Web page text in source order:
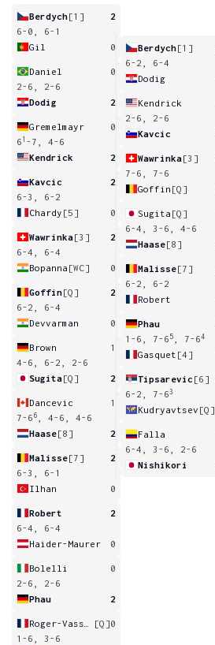
Berdych[1]
2
6-0, 6-1
Gil
0
Daniel
0
2-6, 2-6
Dodig
2
Gremelmayr
0
6 1 -7, 4-6
Kendrick
2
Kavcic
2
6-3, 6-2
Chardy [5] 0
Wawrinka[3]
2
6-4, 6-4
Bopanna [WC] 0
Goffin[Q]
2
6-2, 6-4
Devvarman
0
Brown
1
4-6, 6-2, 2-6
Sugita[Q] 2
Dancevic
1
7-6 6
, 4-6, 4-6
Haase[8] 2
Malisse[7]
2
6-3, 6-1
Ilhan
0
Robert
2
6-4, 6-4
Haider-Maurer
0
Bolelli
0
2-6, 2-6
Phau
2
[Q]0
1-6, 3-6
Berdych[1]
6-2, 6-4
Dodig
Kendrick
2-6, 2-6
Kavcic
Wawrinka[3]
7-6, 7-6
Goffin [Q]
Sugita [Q]
6-4, 3-6, 4-6
Haase[8]
Malisse[7]
6-2, 6-2
Robert
Phau
1-6, 7-6 5 , 7-64
Gasquet [4]
Tipsarevic [6]
6-2, 7-63
Kudryavtsev [Q]
Falla
6-4, 3-6, 2-6
Nishikori